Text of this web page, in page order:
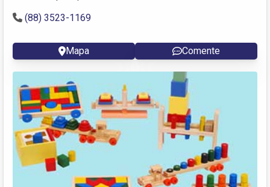
(88) 3523-1169
Mapa Comente